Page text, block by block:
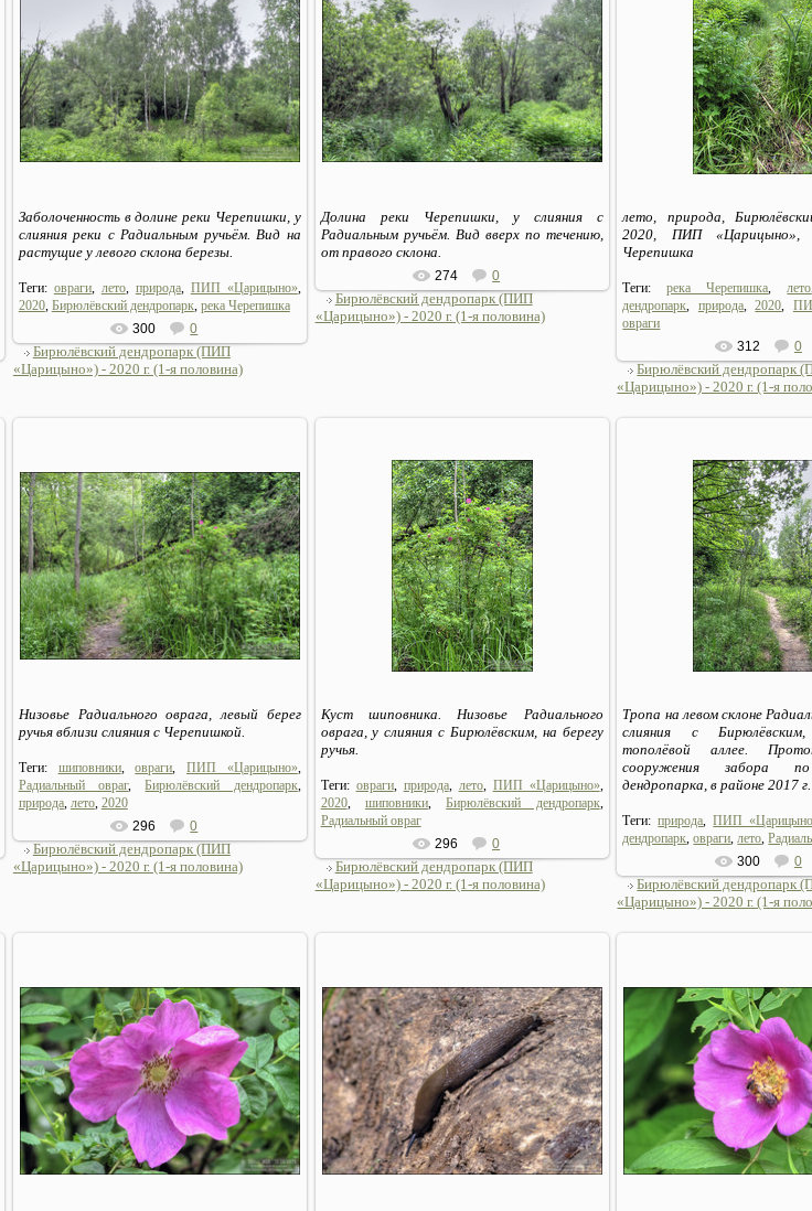
06.07.2020
Sirius_MSK
Заболоченность в долине реки Черепишки, у
слияния реки с Радиальным ручьём. Вид на
растущие у левого склона березы.
Теги: овраги, лето, природа, ПИП «Царицыно»,
2020, Бирюлёвский дендропарк, река Черепишка
300
0
Бирюлёвский дендропарк (ПИП
«Царицыно») - 2020 г. (1-я половина)
06.07.2020
Sirius_MSK
Долина реки Черепишки, у слияния с
Радиальным ручьём. Вид вверх по течению,
от правого склона.
274 0
Бирюлёвский дендропарк (ПИП
«Царицыно») - 2020 г. (1-я половина)
06.07.2020
Sirius_MSK
лето, природа,
2020, ПИП «Царицыно»,
Черепишка
Теги:река Черепишка,лето
дендропарк, природа,2020,
овраги
312
0
Бирюлёвский дендропарк
«Царицыно») - 2020 г. (1-я
06.07.2020
Sirius_MSK
Низовье Радиального оврага, левый берег
ручья вблизи слияния с Черепишкой.
Теги: шиповники,овраги,ПИП «Царицыно»,
Радиальный овраг,Бирюлёвский дендропарк,
природа, лето, 2020
296
0
Бирюлёвский дендропарк (ПИП
«Царицыно») - 2020 г. (1-я половина)
06.07.2020
Sirius_MSK
Куст шиповника. Низовье Радиального
оврага, у слияния с Бирюлёвским, на берегу
ручья.
Теги: овраги, природа, лето, ПИП «Царицыно»,
2020, шиповники,Бирюлёвский дендропарк,
Радиальный овраг
296
0
Бирюлёвский дендропарк (ПИП
«Царицыно») - 2020 г. (1-я половина)
06.07.2020
Sirius_MSK
Тропа на левом склоне
слияния с
тополёвой аллее.
сооружения забора
дендропарка, в районе 2017 г.
Теги:природа,ПИП
дендропарк,овраги,лето,
300
0
Бирюлёвский дендропарк
«Царицыно») - 2020 г. (1-я
06.07.2020
Sirius_MSK
06.07.2020
Sirius_MSK
06.07.2020
Sirius_MSK